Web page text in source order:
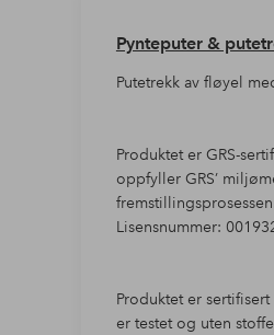
Pynteputer &
Putetrekk av fløyel
Produktet er GRS-
oppfyller GRS’
Lisensnummer:
Produktet er
er testet og uten